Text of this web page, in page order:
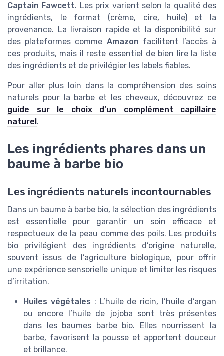
Captain Fawcett. Les prix varient selon la qualité des
ingrédients, le format (crème, cire, huile) et la
provenance. La livraison rapide et la disponibilité sur
des plateformes comme Amazon facilitent l’accès à
ces produits, mais il reste essentiel de bien lire la liste
des ingrédients et de privilégier les labels fiables.
Pour aller plus loin dans la compréhension des soins
naturels pour la barbe et les cheveux, découvrez ce
guide sur le choix d’un complément capillaire
naturel .
Les ingrédients phares dans un
baume à barbe bio
Les ingrédients naturels incontournables
Dans un baume à barbe bio, la sélection des ingrédients
est essentielle pour garantir un soin efficace et
respectueux de la peau comme des poils. Les produits
bio privilégient des ingrédients d’origine naturelle,
souvent issus de l’agriculture biologique, pour offrir
une expérience sensorielle unique et limiter les risques
d’irritation.
Huiles végétales : L’huile de ricin, l’huile d’argan
ou encore l’huile de jojoba sont très présentes
dans les baumes barbe bio. Elles nourrissent la
barbe, favorisent la pousse et apportent douceur
et brillance.